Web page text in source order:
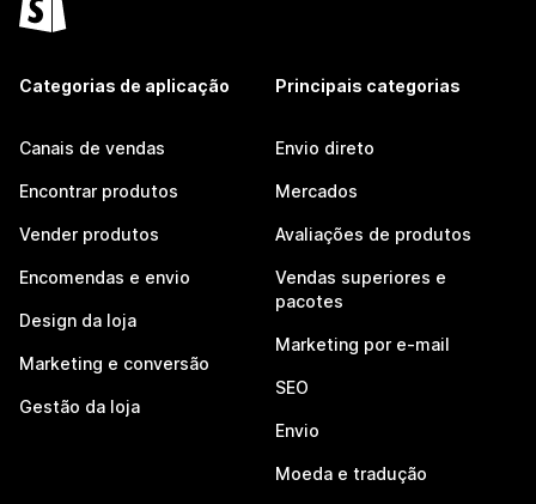
Categorias de aplicação
Canais de vendas
Encontrar produtos
Vender produtos
Encomendas e envio
Design da loja
Marketing e conversão
Gestão da loja
Principais categorias
Envio direto
Mercados
Avaliações de produtos
Vendas superiores e
pacotes
Marketing por e-mail
SEO
Envio
Moeda e tradução